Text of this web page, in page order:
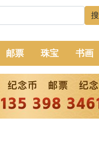
邮票 珠宝 书画